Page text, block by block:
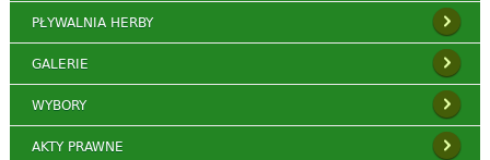
PŁYWALNIA HERBY
GALERIE
WYBORY
AKTY PRAWNE